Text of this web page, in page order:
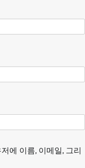
에 이름, 이메일, 그리